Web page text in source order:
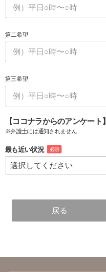
第二希望
第三希望
【ココナラからのアンケート】
※弁護士には通知されません
最も近い状況 必須